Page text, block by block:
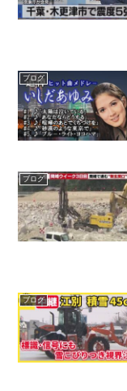
ブログ
ブログ
ブログ